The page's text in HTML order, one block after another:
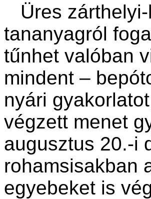
Üres zárthelyi-
tananyagról
tűnhet valóban
mindent –
nyári
végzett menet
augusztus 20.-i
rohamsisakban
egyebeket is